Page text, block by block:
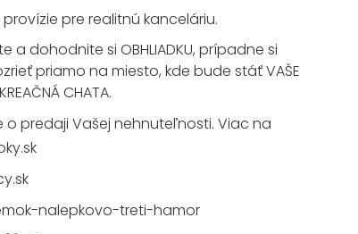
pre realitnú kanceláriu.
dohodnite si OBHLIADKU, prípadne si
priamo na miesto, kde bude stáť VAŠE
CHATA.
predaji Vašej nehnuteľnosti. Viac na
nalepkovo-treti-hamor